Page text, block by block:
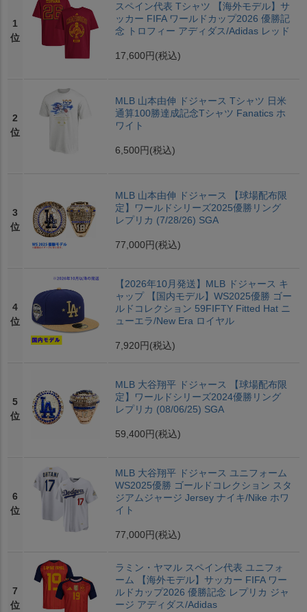
1
位
スペイン代表 Tシャツ 【海外モデル】サ
ッカー FIFA ワールドカップ2026 優勝記
念 トロフィー アディダス/Adidas レッド
17,600円 (税込)
2
位
MLB 山本由伸 ドジャース Tシャツ 日米
通算100勝達成記念Tシャツ Fanatics ホ
ワイト
6,500円 (税込)
3
位
MLB 山本由伸 ドジャース 【球場配布限
定】ワールドシリーズ2025優勝リング
レプリカ (7/28/26) SGA
77,000円 (税込)
4
位
【2026年10月発送】MLB ドジャース キ
ャップ 【国内モデル】WS2025優勝 ゴー
ルドコレクション 59FIFTY Fitted Hat ニ
ューエラ/New Era ロイヤル
7,920円 (税込)
5
位
MLB 大谷翔平 ドジャース 【球場配布限
定】ワールドシリーズ2024優勝リング
レプリカ (08/06/25) SGA
59,400円 (税込)
6
位
MLB 大谷翔平 ドジャース ユニフォーム
WS2025優勝 ゴールドコレクション スタ
ジアムジャージ Jersey ナイキ/Nike ホワ
イト
77,000円 (税込)
7
位
ラミン・ヤマル スペイン代表 ユニフォ
ーム 【海外モデル】サッカー FIFA ワー
ルドカップ2026 優勝記念 レプリカ ジャ
ージ アディダス/Adidas